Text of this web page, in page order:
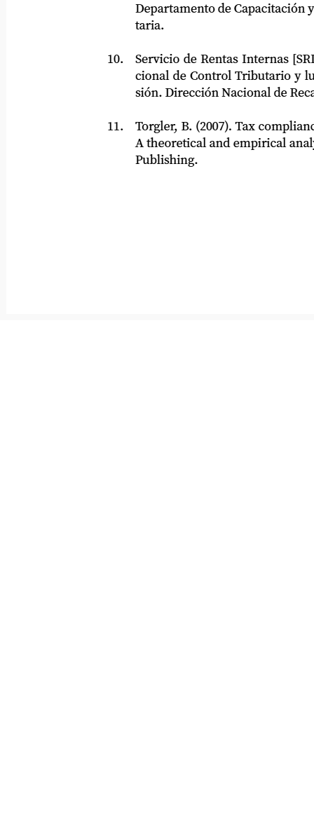
Departamento de Capacitación y
taria.
10.
Servicio de Rentas Internas [SRI].
cional de Control Tributario y
sión. Dirección Nacional de
11.
Torgler, B. (2007). Tax compliance
A theoretical and empirical
Publishing.